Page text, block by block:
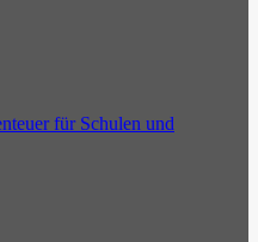
für Schulen und